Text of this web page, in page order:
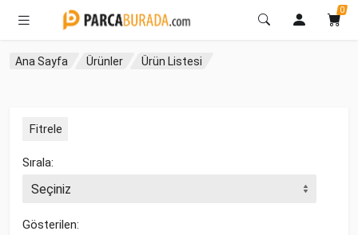
0
Ana Sayfa Ürünler Ürün Listesi
Fitrele
Sırala:
Gösterilen: